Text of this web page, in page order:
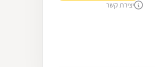
יצירת קשר